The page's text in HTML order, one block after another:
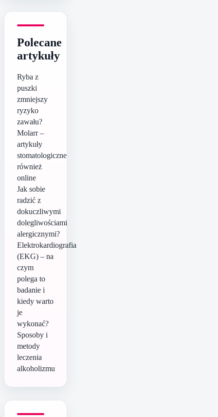
Polecane
artykuły
Ryba z
puszki
zmniejszy
ryzyko
zawału?
Molarr –
artykuły
stomatologiczne
również
online
Jak sobie
radzić z
dokuczliwymi
dolegliwościami
alergicznymi?
Elektrokardiografia
(EKG) – na
czym
polega to
badanie i
kiedy warto
je
wykonać?
Sposoby i
metody
leczenia
alkoholizmu